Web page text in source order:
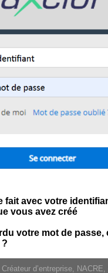
fait avec votre
vous avez créé
votre mot de passe,
d’entreprise,